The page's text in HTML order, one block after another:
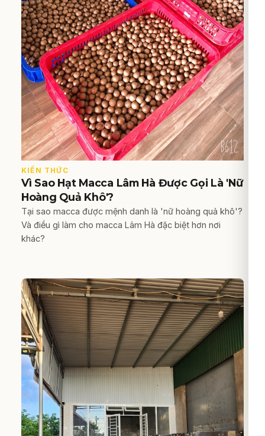
KIẾN THỨC
Vì Sao Hạt Macca Lâm Hà Được Gọi Là 'Nữ
Hoàng Quả Khô'?
Tại sao macca được mệnh danh là 'nữ hoàng quả khô'?
Và điều gì làm cho macca Lâm Hà đặc biệt hơn nơi
khác?